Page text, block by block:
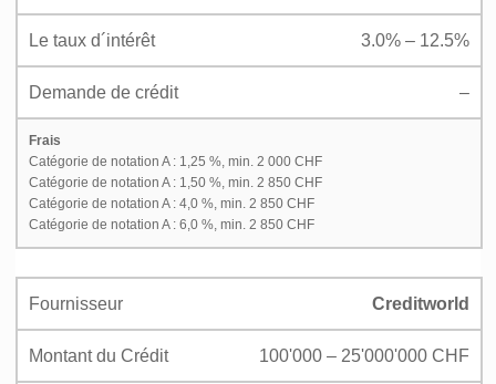
Le taux d´intérêt 3.0% – 12.5%
Demande de crédit –
Frais
Catégorie de notation A : 1,25 %, min. 2 000 CHF
Catégorie de notation A : 1,50 %, min. 2 850 CHF
Catégorie de notation A : 4,0 %, min. 2 850 CHF
Catégorie de notation A : 6,0 %, min. 2 850 CHF
Fournisseur Creditworld
Montant du Crédit 100'000 – 25'000'000 CHF